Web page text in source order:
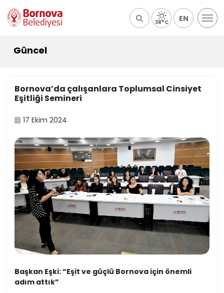
38°C EN
Güncel
Bornova’da çalışanlara Toplumsal Cinsiyet
Eşitliği Semineri
17 Ekim 2024
Başkan Eşki: “Eşit ve güçlü Bornova için önemli
adım attık”